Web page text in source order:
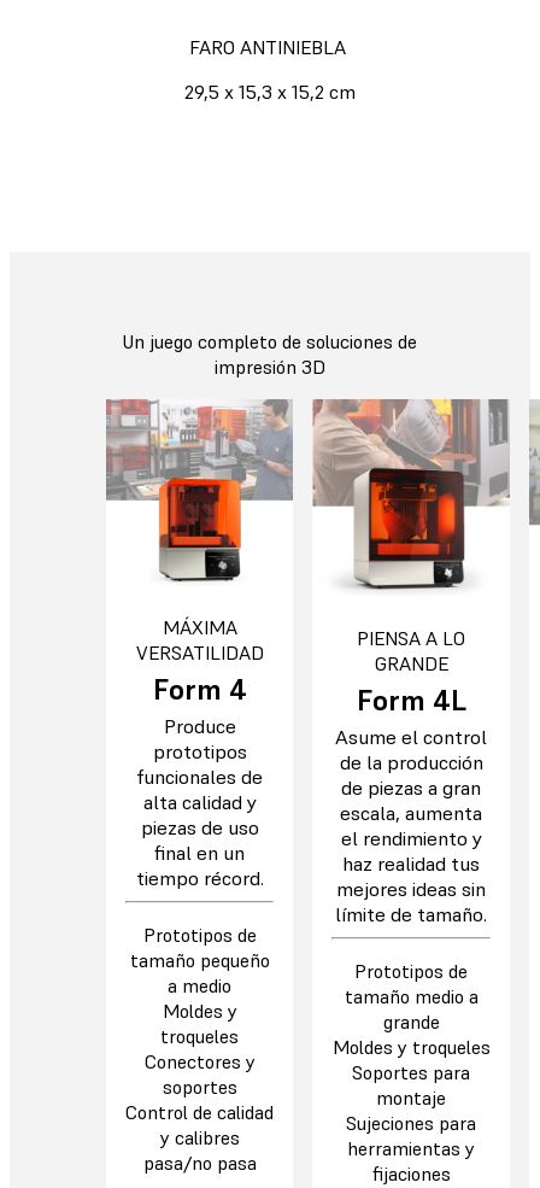
FARO ANTINIEBLA
29,5 x 15,3 x 15,2 cm
Un juego completo de soluciones de
impresión 3D
MÁXIMA
VERSATILIDAD
Form 4
Produce
prototipos
funcionales de
alta calidad y
piezas de uso
final en un
tiempo récord.
Prototipos de
tamaño pequeño
a medio
Moldes y
troqueles
Conectores y
soportes
Control de calidad
y calibres
pasa/no pasa
PIENSA A LO
GRANDE
Form 4L
Asume el control
de la producción
de piezas a gran
escala, aumenta
el rendimiento y
haz realidad tus
mejores ideas sin
límite de tamaño.
Prototipos de
tamaño medio a
grande
Moldes y troqueles
Soportes para
montaje
Sujeciones para
herramientas y
fijaciones